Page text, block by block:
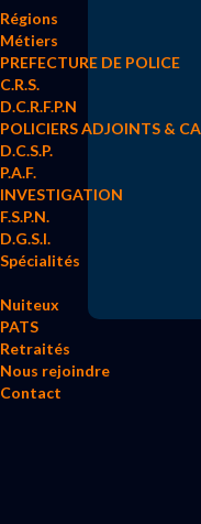
Régions
Métiers
PREFECTURE DE POLICE
C.R.S.
D.C.R.F.P.N
POLICIERS ADJOINTS &
D.C.S.P.
P.A.F.
INVESTIGATION
F.S.P.N.
D.G.S.I.
Spécialités
Nuiteux
PATS
Retraités
Nous rejoindre
Contact